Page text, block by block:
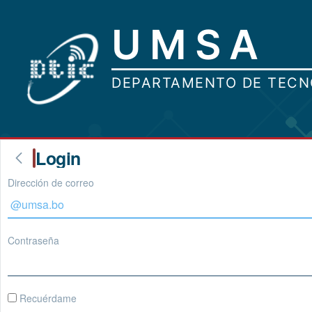
Login
Dirección de correo
Contraseña
Recuérdame